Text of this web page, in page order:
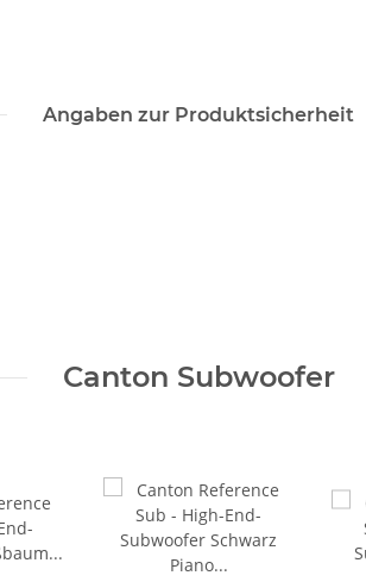
Angaben zur Produktsicherheit
Canton Subwoofer